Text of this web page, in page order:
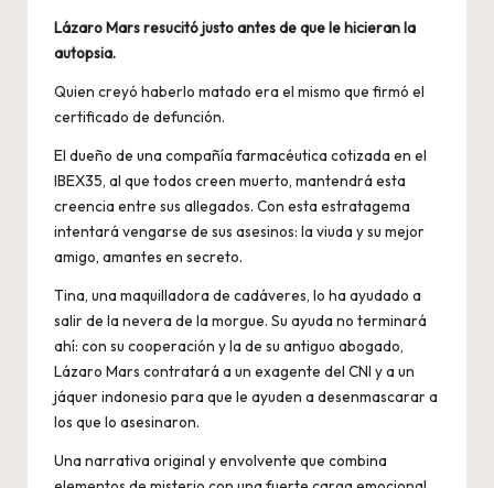
Lázaro Mars resucitó justo antes de que le hicieran la
autopsia.
Quien creyó haberlo matado era el mismo que firmó el
certificado de defunción.
El dueño de una compañía farmacéutica cotizada en el
IBEX35, al que todos creen muerto, mantendrá esta
creencia entre sus allegados. Con esta estratagema
intentará vengarse de sus asesinos: la viuda y su mejor
amigo, amantes en secreto.
Tina, una maquilladora de cadáveres, lo ha ayudado a
salir de la nevera de la morgue. Su ayuda no terminará
ahí: con su cooperación y la de su antiguo abogado,
Lázaro Mars contratará a un exagente del CNI y a un
jáquer indonesio para que le ayuden a desenmascarar a
los que lo asesinaron.
Una narrativa original y envolvente que combina